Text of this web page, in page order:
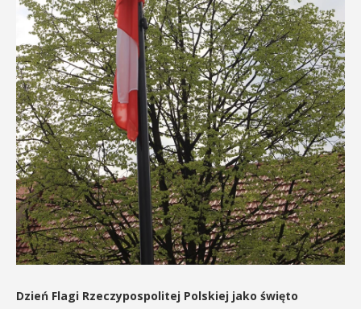
Dzień Flagi Rzeczypospolitej Polskiej jako święto